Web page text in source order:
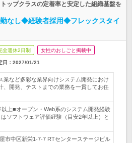
ップクラスの定着率と安定した組織基盤を
なし◆経験者採用◆フレックスタイ
全週休2日制 女性のおしごと掲載中
日： 2027/01/21
業など多彩な業界向けシステム開発におけ
、開発、テストまでの業務を一貫してお任
以上■オープン・Web系のシステム開発経験
はソフトウェア評価経験（目安2年以上）と
市中区新栄1-7-7 RTセンターステージビル